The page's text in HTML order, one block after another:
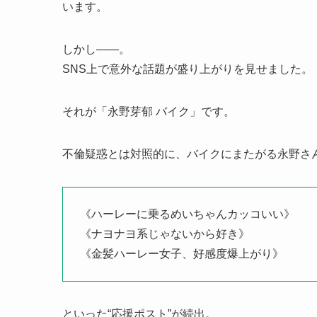
います。
しかし――。
SNS上で意外な話題が盛り上がりを見せました。
それが「永野芽郁 バイク」です。
不倫疑惑とは対照的に、バイクにまたがる永野さ
《ハーレーに乗るめいちゃんカッコいい》
《ナヨナヨ系じゃないから好き》
《金髪ハーレー女子、好感度爆上がり》
といった“応援ポスト”が続出。